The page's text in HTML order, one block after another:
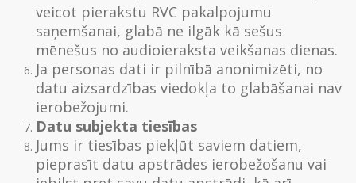
veicot pierakstu RVC pakalpojumu
saņemšanai, glabā ne ilgāk kā sešus
mēnešus no audioieraksta veikšanas dienas.
Ja personas dati ir pilnībā anonimizēti, no
datu aizsardzības viedokļa to glabāšanai nav
ierobežojumi.
Datu subjekta tiesības
Jums ir tiesības piekļūt saviem datiem,
pieprasīt datu apstrādes ierobežošanu vai